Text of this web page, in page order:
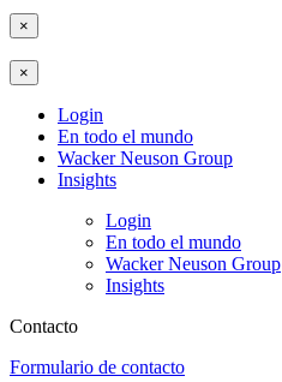
×
×
Login
En todo el mundo
Wacker Neuson Group
Insights
Login
En todo el mundo
Wacker Neuson Group
Insights
Contacto
Formulario de contacto